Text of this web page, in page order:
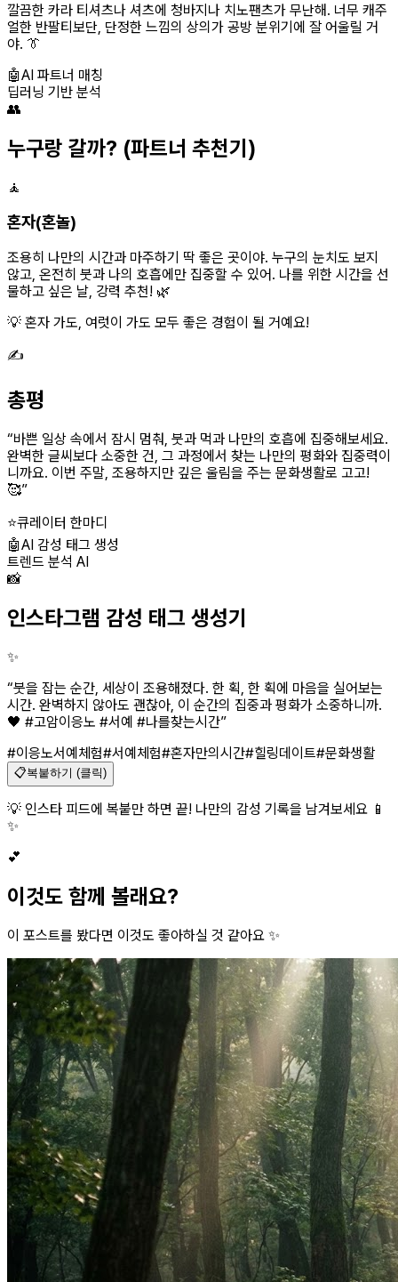
깔끔한 카라 티셔츠나 셔츠에 청바지나 치노팬츠가 무난해. 너무 캐주
얼한 반팔티보단, 단정한 느낌의 상의가 공방 분위기에 잘 어울릴 거
야. 👔
🤖AI 파트너 매칭
딥러닝 기반 분석
👥
누구랑 갈까? (파트너 추천기)
🧘
혼자(혼놀)
조용히 나만의 시간과 마주하기 딱 좋은 곳이야. 누구의 눈치도 보지
않고, 온전히 붓과 나의 호흡에만 집중할 수 있어. 나를 위한 시간을 선
물하고 싶은 날, 강력 추천! 🌿
💡 혼자 가도, 여럿이 가도 모두 좋은 경험이 될 거예요!
✍️
총평
“바쁜 일상 속에서 잠시 멈춰, 붓과 먹과 나만의 호흡에 집중해보세요.
완벽한 글씨보다 소중한 건, 그 과정에서 찾는 나만의 평화와 집중력이
니까요. 이번 주말, 조용하지만 깊은 울림을 주는 문화생활로 고고!
🥰”
⭐큐레이터 한마디
🤖AI 감성 태그 생성
트렌드 분석 AI
📸
인스타그램 감성 태그 생성기
✨
“붓을 잡는 순간, 세상이 조용해졌다. 한 획, 한 획에 마음을 실어보는
시간. 완벽하지 않아도 괜찮아, 이 순간의 집중과 평화가 소중하니까.
🖤 #고암이응노 #서예 #나를찾는시간”
#이응노서예체험#서예체험#혼자만의시간#힐링데이트#문화생활
📋복붙하기 (클릭)
💡 인스타 피드에 복붙만 하면 끝! 나만의 감성 기록을 남겨보세요 📱
✨
💕
이것도 함께 볼래요?
이 포스트를 봤다면 이것도 좋아하실 것 같아요 ✨